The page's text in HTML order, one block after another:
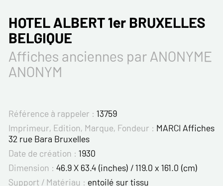
HOTEL ALBERT 1er BRUXELLES
BELGIQUE
Affiches anciennes par ANONYME
ANONYM
Référence à rappeler : 13759
Imprimeur, Edition, Marque, Fondeur : MARCI Affiches
32 rue Bara Bruxelles
Date de création : 1930
Dimension : 46.9 X 63.4 (inches) / 119.0 x 161.0 (cm)
Support / Matériau : entoilé sur tissu